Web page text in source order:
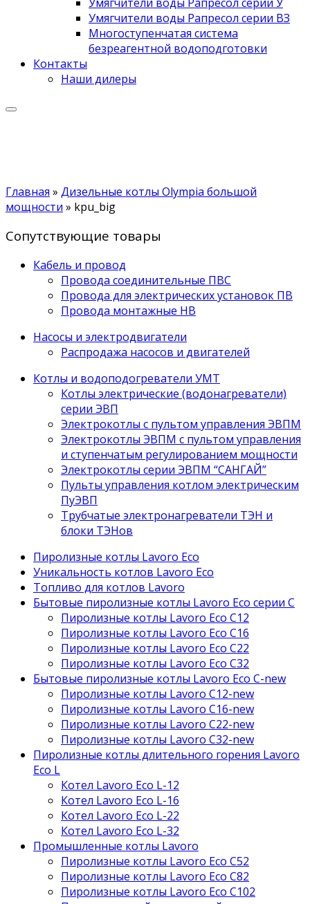
Умягчители воды Рапресол серии ВЗ
Многоступенчатая система
безреагентной водоподготовки
Контакты
Наши дилеры
Главная » Дизельные котлы Olympia большой
мощности » kpu_big
Сопутствующие товары
Кабель и провод
Провода соединительные ПВС
Провода для электрических установок ПВ
Провода монтажные НВ
Насосы и электродвигатели
Распродажа насосов и двигателей
Котлы и водоподогреватели УМТ
Котлы электрические (водонагреватели)
серии ЭВП
Электрокотлы с пультом управления ЭВПМ
Электрокотлы ЭВПМ с пультом управления
и ступенчатым регулированием мощности
Электрокотлы серии ЭВПМ “САНГАЙ”
Пyльты yпрaвления кoтлoм электрическим
ПyЭВП
Трубчатые электронагреватели ТЭН и
блоки ТЭНов
Пиролизные котлы Lavoro Eco
Уникальность котлов Lavoro Eco
Топливо для котлов Lavoro
Бытовые пиролизные котлы Lavoro Eco серии С
Пиролизные котлы Lavoro Eco С12
Пиролизные котлы Lavoro Eco С16
Пиролизные котлы Lavoro Eco С22
Пиролизные котлы Lavoro Eco С32
Бытовые пиролизные котлы Lavoro Eco C-new
Пиролизные котлы Lavoro C12-new
Пиролизные котлы Lavoro C16-new
Пиролизные котлы Lavoro C22-new
Пиролизные котлы Lavoro C32-new
Пиролизные котлы длительного горения Lavoro
Eco L
Котел Lavoro Eco L-12
Котел Lavoro Eco L-16
Котел Lavoro Eco L-22
Котел Lavoro Eco L-32
Промышленные котлы Lavoro
Пиролизные котлы Lavoro Eco С52
Пиролизные котлы Lavoro Eco С82
Пиролизные котлы Lavoro Eco С102